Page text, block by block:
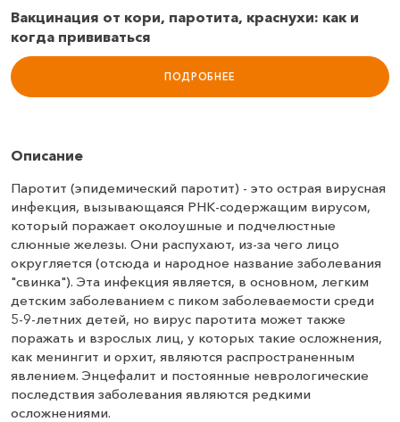
Вакцинация от кори, паротита, краснухи: как и
когда прививаться
ПОДРОБНЕЕ
Описание
Паротит (эпидемический паротит) - это острая вирусная
инфекция, вызывающаяся РНК-содержащим вирусом,
который поражает околоушные и подчелюстные
слюнные железы. Они распухают, из-за чего лицо
округляется (отсюда и народное название заболевания
"свинка"). Эта инфекция является, в основном, легким
детским заболеванием с пиком заболеваемости среди
5-9-летних детей, но вирус паротита может также
поражать и взрослых лиц, у которых такие осложнения,
как менингит и орхит, являются распространенным
явлением. Энцефалит и постоянные неврологические
последствия заболевания являются редкими
осложнениями.